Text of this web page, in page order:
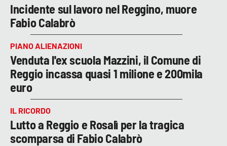
Incidente sul lavoro nel Reggino, muore
Fabio Calabrò
PIANO ALIENAZIONI
Venduta l'ex scuola Mazzini, il Comune di
Reggio incassa quasi 1 milione e 200mila
euro
IL RICORDO
Lutto a Reggio e Rosalì per la tragica
scomparsa di Fabio Calabrò